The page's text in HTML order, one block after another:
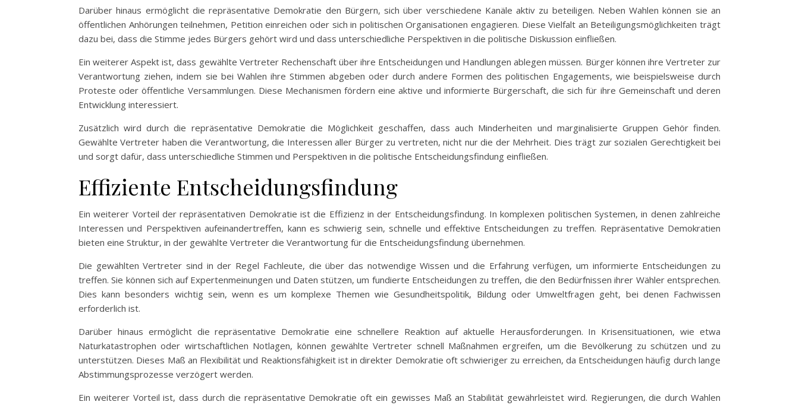
Darüber hinaus ermöglicht die repräsentative Demokratie den Bürgern, sich über verschiedene Kanäle aktiv zu beteiligen. Neben Wahlen können sie an
öffentlichen Anhörungen teilnehmen, Petition einreichen oder sich in politischen Organisationen engagieren. Diese Vielfalt an Beteiligungsmöglichkeiten trägt
dazu bei, dass die Stimme jedes Bürgers gehört wird und dass unterschiedliche Perspektiven in die politische Diskussion einfließen.
Ein weiterer Aspekt ist, dass gewählte Vertreter Rechenschaft über ihre Entscheidungen und Handlungen ablegen müssen. Bürger können ihre Vertreter zur
Verantwortung ziehen, indem sie bei Wahlen ihre Stimmen abgeben oder durch andere Formen des politischen Engagements, wie beispielsweise durch
Proteste oder öffentliche Versammlungen. Diese Mechanismen fördern eine aktive und informierte Bürgerschaft, die sich für ihre Gemeinschaft und deren
Entwicklung interessiert.
Zusätzlich wird durch die repräsentative Demokratie die Möglichkeit geschaffen, dass auch Minderheiten und marginalisierte Gruppen Gehör finden.
Gewählte Vertreter haben die Verantwortung, die Interessen aller Bürger zu vertreten, nicht nur die der Mehrheit. Dies trägt zur sozialen Gerechtigkeit bei
und sorgt dafür, dass unterschiedliche Stimmen und Perspektiven in die politische Entscheidungsfindung einfließen.
Effiziente Entscheidungsfindung
Ein weiterer Vorteil der repräsentativen Demokratie ist die Effizienz in der Entscheidungsfindung. In komplexen politischen Systemen, in denen zahlreiche
Interessen und Perspektiven aufeinandertreffen, kann es schwierig sein, schnelle und effektive Entscheidungen zu treffen. Repräsentative Demokratien
bieten eine Struktur, in der gewählte Vertreter die Verantwortung für die Entscheidungsfindung übernehmen.
Die gewählten Vertreter sind in der Regel Fachleute, die über das notwendige Wissen und die Erfahrung verfügen, um informierte Entscheidungen zu
treffen. Sie können sich auf Expertenmeinungen und Daten stützen, um fundierte Entscheidungen zu treffen, die den Bedürfnissen ihrer Wähler entsprechen.
Dies kann besonders wichtig sein, wenn es um komplexe Themen wie Gesundheitspolitik, Bildung oder Umweltfragen geht, bei denen Fachwissen
erforderlich ist.
Darüber hinaus ermöglicht die repräsentative Demokratie eine schnellere Reaktion auf aktuelle Herausforderungen. In Krisensituationen, wie etwa
Naturkatastrophen oder wirtschaftlichen Notlagen, können gewählte Vertreter schnell Maßnahmen ergreifen, um die Bevölkerung zu schützen und zu
unterstützen. Dieses Maß an Flexibilität und Reaktionsfähigkeit ist in direkter Demokratie oft schwieriger zu erreichen, da Entscheidungen häufig durch lange
Abstimmungsprozesse verzögert werden.
Ein weiterer Vorteil ist, dass durch die repräsentative Demokratie oft ein gewisses Maß an Stabilität gewährleistet wird. Regierungen, die durch Wahlen